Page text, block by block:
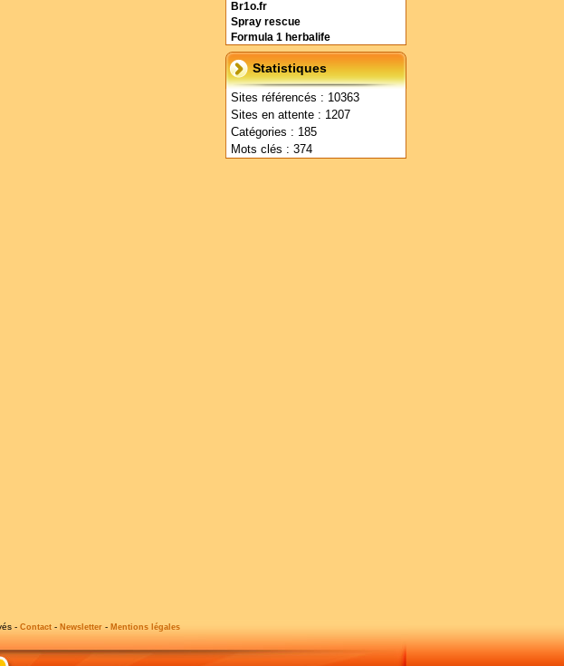
Br1o.fr
Spray rescue
Formula 1 herbalife
Statistiques
Sites référencés : 10363
Sites en attente : 1207
Catégories : 185
Mots clés : 374
- Contact - Newsletter - Mentions légales